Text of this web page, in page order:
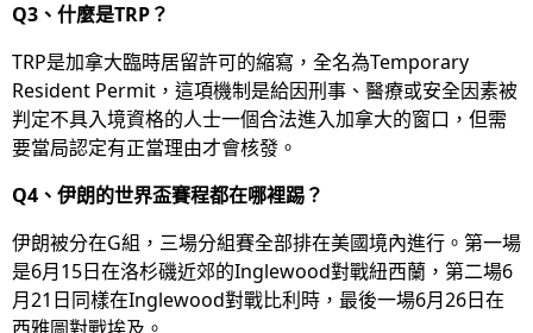
Q3、什麼是TRP？
TRP是加拿大臨時居留許可的縮寫，全名為Temporary
Resident Permit，這項機制是給因刑事、醫療或安全因素被
判定不具入境資格的人士一個合法進入加拿大的窗口，但需
要當局認定有正當理由才會核發。
Q4、伊朗的世界盃賽程都在哪裡踢？
伊朗被分在G組，三場分組賽全部排在美國境內進行。第一場
是6月15日在洛杉磯近郊的Inglewood對戰紐西蘭，第二場6
月21日同樣在Inglewood對戰比利時，最後一場6月26日在